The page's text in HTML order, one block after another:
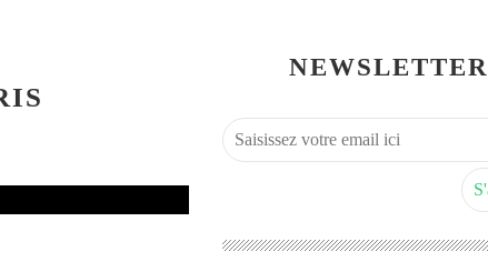
NEWSLETTER